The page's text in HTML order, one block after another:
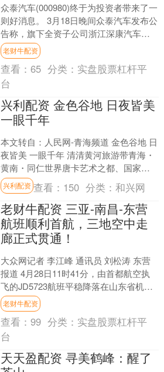
众泰汽车(000980)终于为投资者带来了一
则好消息。 3月18日晚间众泰汽车发布公
告称，旗下全资子公司浙江深康汽车车
身模具有限公司（下称“深康车身”）于当
日举....
老财牛配资
查看：65 分类： 实盘股票杠杆平
台
兴利配资 金色谷地 日夜皆美
一眼千年
本文转自：人民网-青海频道 金色谷地 日
夜皆美 一眼千年 清清黄河旅游带青海・
黄南・同仁世界唐卡艺术之都、国家历
史文化名城全季旅游启动 人民网同仁4月
30日电 ....
兴利配资 查看： 150 分类：和兴网
老财牛配资 三亚-南昌-东营
航班顺利首航，三地空中走
廊正式贯通！
大众网记者 李江峰 通讯员 刘松涛 东营
报道 4月28日11时41分，由首都航空执
飞的JD5723航班平稳降落在山东省机场
管理集团东营机场，标志着备受期待的
三亚....
老财牛配资
查看：99 分类： 实盘股票杠杆平
台
天天盈配资 寻美鹤峰：醒了